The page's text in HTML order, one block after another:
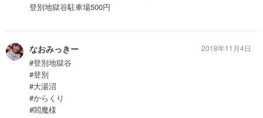
登別地獄谷駐車場500円
なおみっきー
#登別地獄谷
#登別
#大湯沼
#からくり
#閻魔様
2018年11月4日